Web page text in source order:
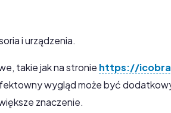
i urządzenia.
takie jak na stronie https://
wygląd może być
znaczenie.